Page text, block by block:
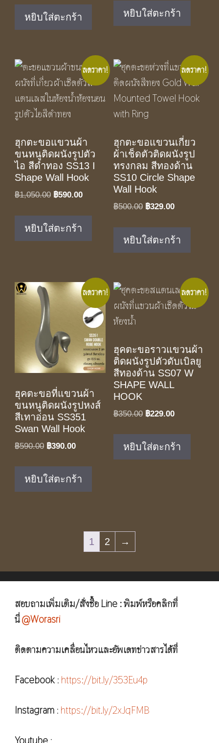
was:
฿500.00.฿329.00.
หยิบใส่ตะกร้า
was:
฿500.00.฿329.00.
หยิบใส่ตะกร้า
ลดราคา!
ฮุกตะขอแขวนผ้า
ขนหนูติดผนังรูปตัว
ไอ สีดำทอง SS13 I
Shape Wall Hook
฿1,050.00 Original
฿1,050.00.
฿590.00Current
หยิบใส่ตะกร้า
ลดราคา!
ฮุกตะขอแขวนเกี่ยว
ผ้าเช็ดตัวติดผนังรูป
ทรงกลม สีทองด้าน
SS10 Circle Shape
Wall Hook
฿500.00 Original
was:
฿500.00.
฿329.00Current
฿329.00.
หยิบใส่ตะกร้า
ลดราคา!
ฮุคตะขอที่แขวนผ้า
ขนหนูติดผนังรูปหงส์
สีเทาอ่อน SS351
Swan Wall Hook
฿590.00 Original
was:
฿590.00.
฿390.00Current
฿390.00.
หยิบใส่ตะกร้า
ลดราคา!
ฮุคตะขอราวแขวนผ้า
ติดผนังรูปตัวดับเบิลยู
สีทองด้าน SS07 W
SHAPE WALL
HOOK
฿350.00 Original
was:
฿350.00.
฿229.00Current
฿229.00.
หยิบใส่ตะกร้า
1 2 →
สอบถามเพิ่มเติม/สั่งซื้อ Line : พิมพ์หรือคลิกที่
นี่@Worasri
ติดตามความเคลื่อนไหวและอัพเดทข่าวสารได้ที่
Facebook : https://bit.ly/353Eu4p
Instagram : https://bit.ly/2xJqFMB